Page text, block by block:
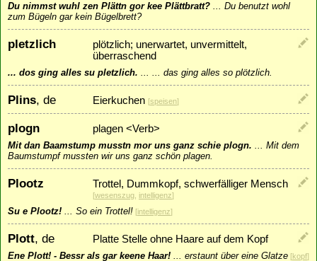
Du nimmst wuhl zen Plättn gor kee Plättbratt? ... Du benutzt wohl
zum Bügeln gar kein Bügelbrett?
pletzlich
plötzlich; unerwartet, unvermittelt,
überraschend
... dos ging alles su pletzlich. ... ... das ging alles so plötzlich.
Plins, de Eierkuchen [speisen]
plogn plagen <Verb>
Mit dan Baamstump musstn mor uns ganz schie plogn. ... Mit dem
Baumstumpf mussten wir uns ganz schön plagen.
Plootz Trottel, Dummkopf, schwerfälliger Mensch
[wesenszug intelligenz]
Su e Plootz! ... So ein Trottel! [intelligenz]
Plott, de Platte Stelle ohne Haare auf dem Kopf
Ene Plott! - Bessr als gar keene Haar! ... erstaunt über eine Glatze [kopf]